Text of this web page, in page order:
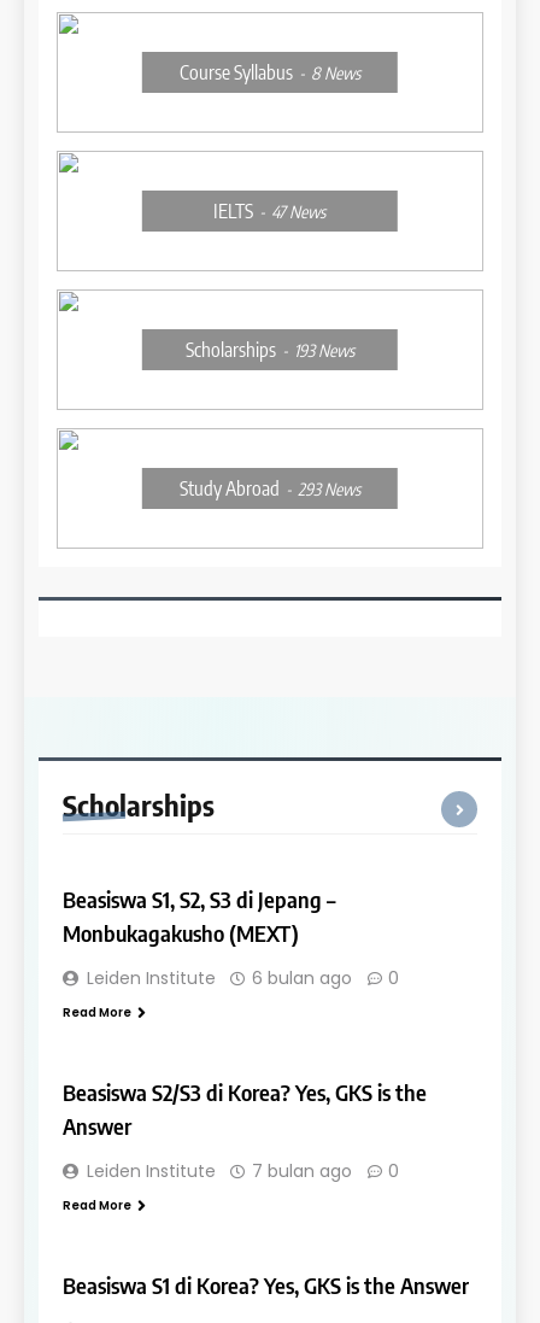
Course Syllabus 8News
IELTS 47News
Scholarships 193News
Study Abroad 293News
Scholarships
Beasiswa S1, S2, S3 di Jepang –
Monbukagakusho (MEXT)
Leiden Institute 6 bulan ago 0
Read More
Beasiswa S2/S3 di Korea? Yes, GKS is the
Answer
Leiden Institute 7 bulan ago 0
Read More
Beasiswa S1 di Korea? Yes, GKS is the Answer